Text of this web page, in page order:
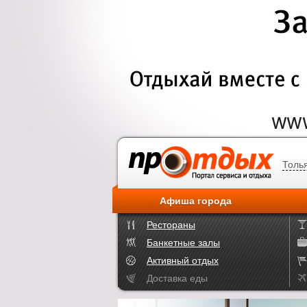
Афиша города
Рестораны
Банкетные залы
Активный отдых
Доставка еды